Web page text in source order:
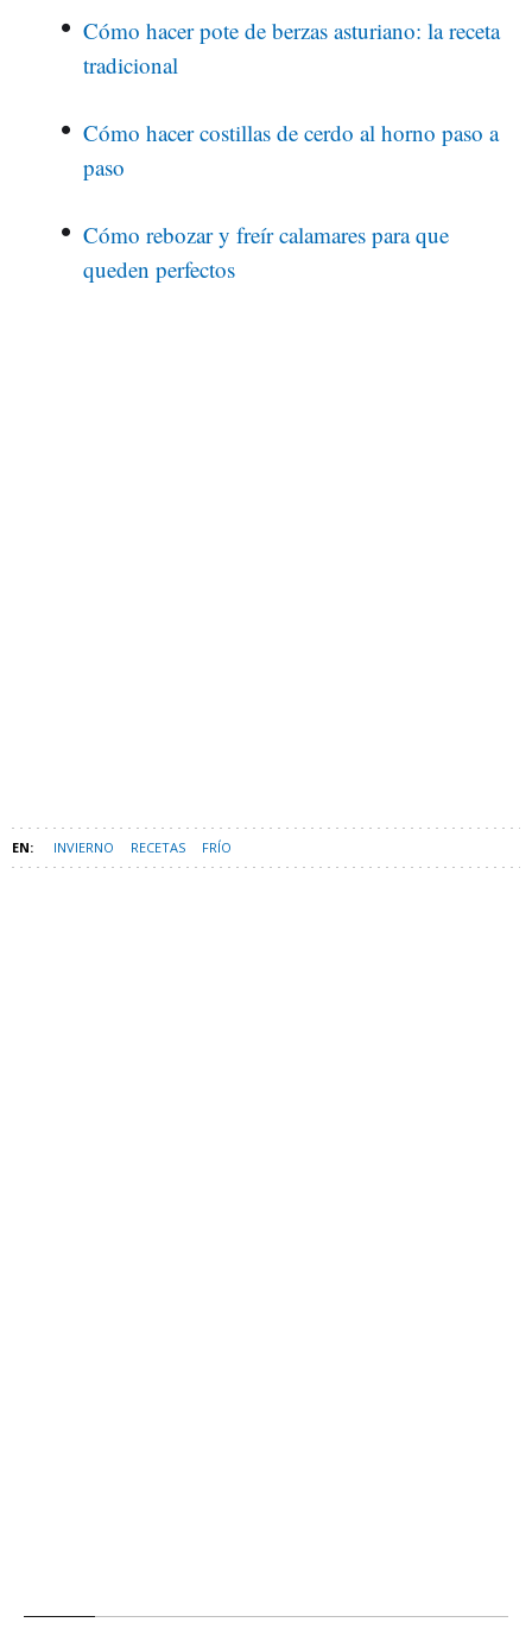
Cómo hacer pote de berzas asturiano: la receta
tradicional
Cómo hacer costillas de cerdo al horno paso a
paso
Cómo rebozar y freír calamares para que
queden perfectos
INVIERNO RECETAS FRÍO